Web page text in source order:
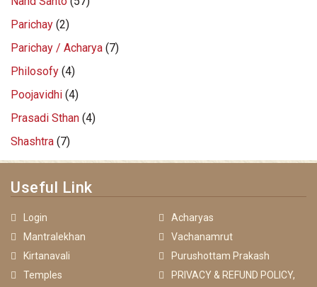
Parichay (2)
Parichay / Acharya (7)
Philosofy (4)
Poojavidhi (4)
Prasadi Sthan (4)
Shashtra (7)
Useful Link
Login
Acharyas
Mantralekhan
Vachanamrut
Kirtanavali
Purushottam Prakash
Temples
PRIVACY & REFUND POLICY,